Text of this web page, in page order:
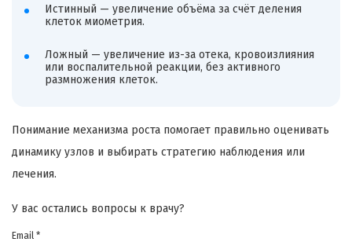
Истинный — увеличение объёма за счёт деления
клеток миометрия.
Ложный — увеличение из-за отека, кровоизлияния
или воспалительной реакции, без активного
размножения клеток.
Понимание механизма роста помогает правильно оценивать
динамику узлов и выбирать стратегию наблюдения или
лечения.
У вас остались вопросы к врачу?
Email *